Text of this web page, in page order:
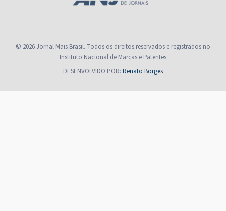
© 2026 Jornal Mais Brasil. Todos os direitos reservados e registrados no
Instituto Nacional de Marcas e Patentes
DESENVOLVIDO POR: Renato Borges